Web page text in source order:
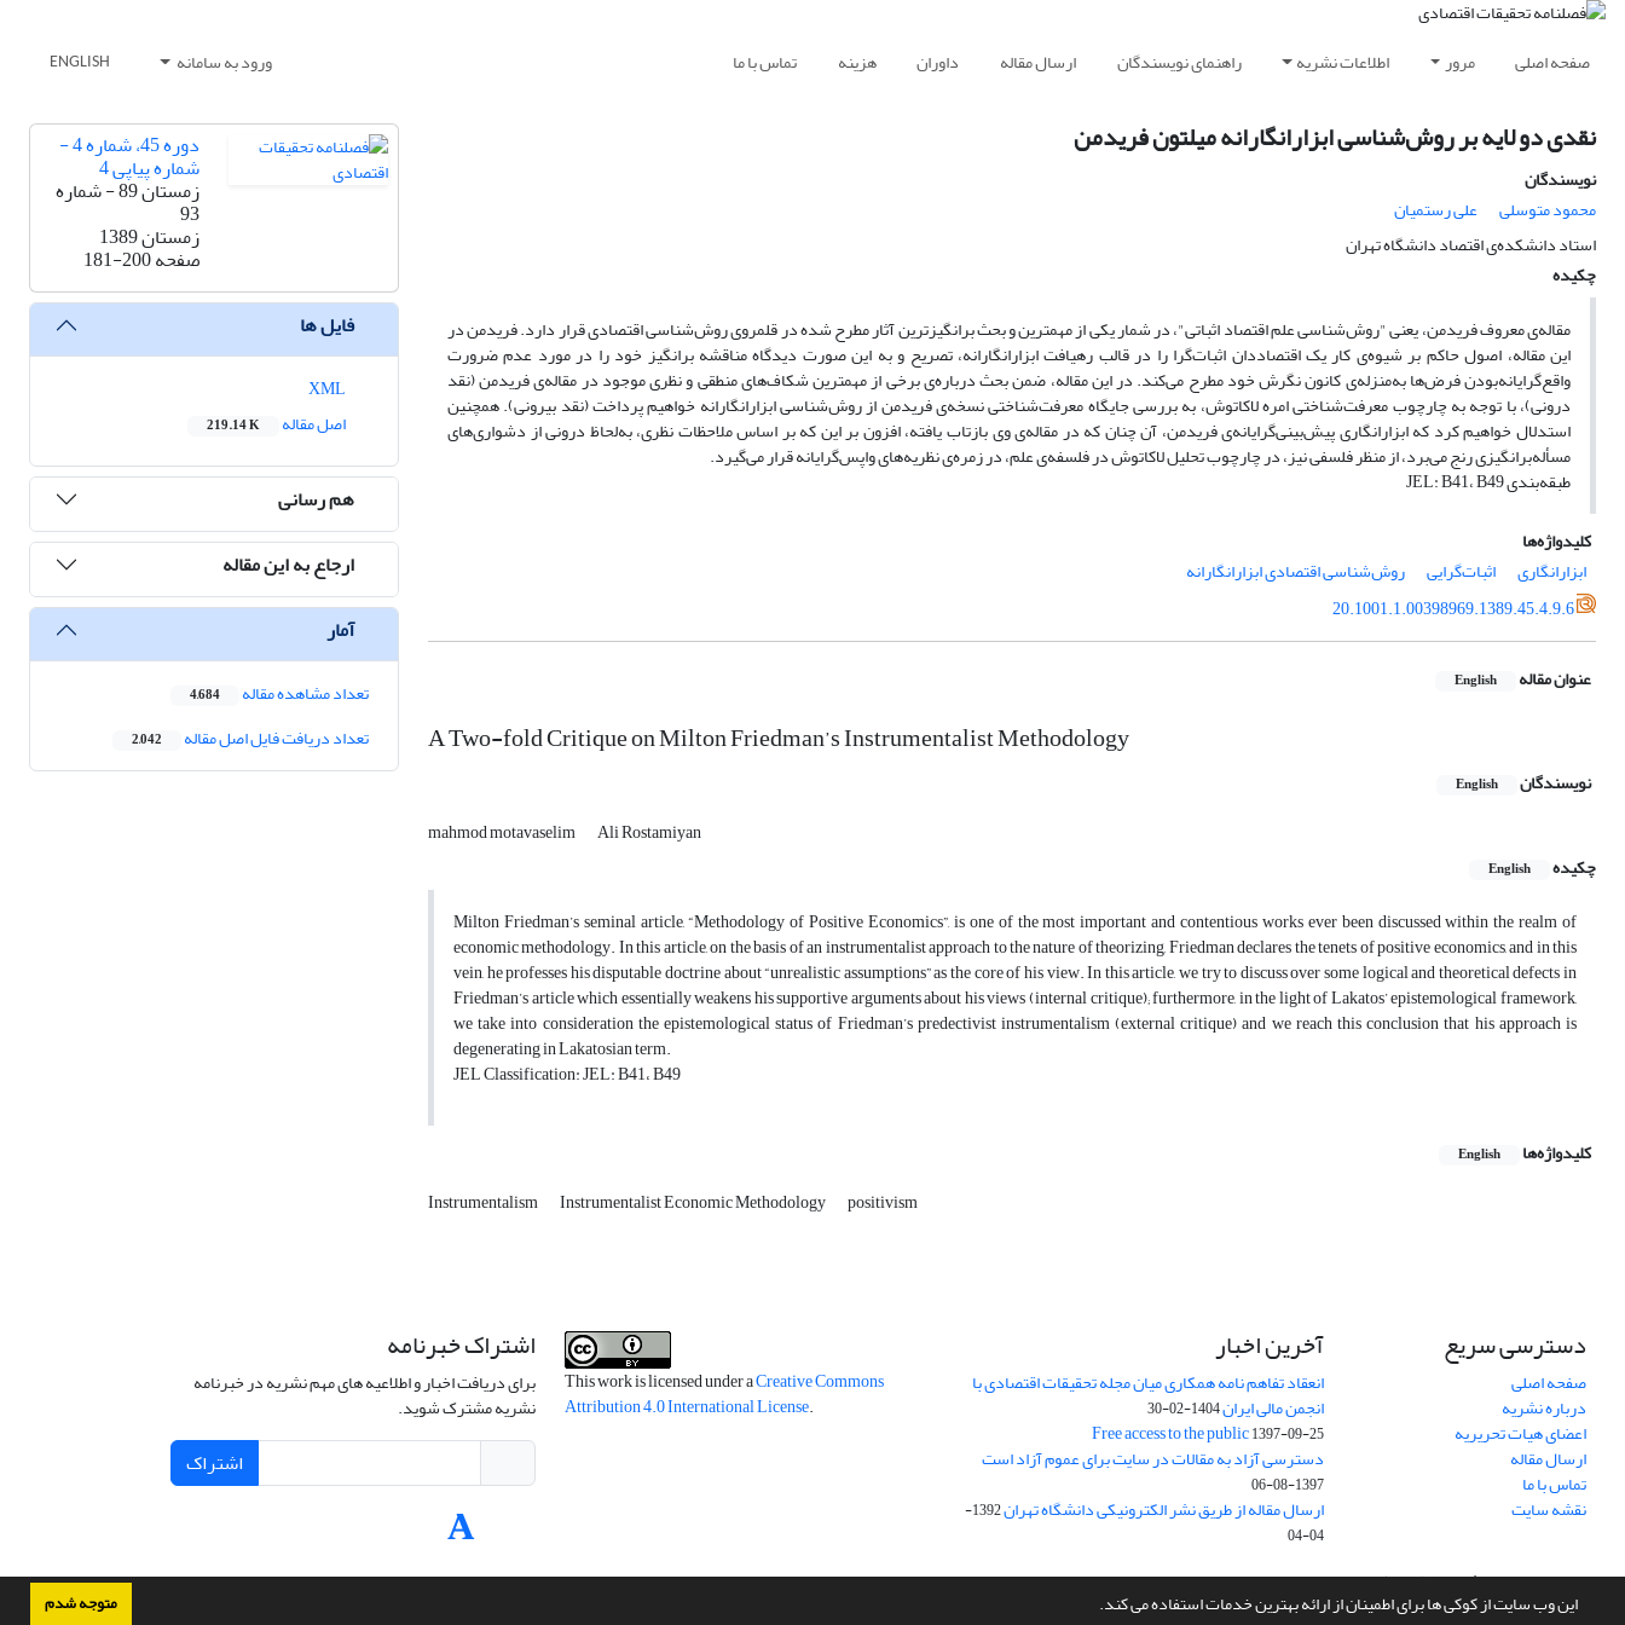
این وب سایت از کوکی ها برای اطمینان از ارائه بهترین خدمات استفاده می کند. متوجه شدم
صفحه اصلی مرور اطلاعات نشریه راهنمای نویسندگان ارسال مقاله داوران هزینه تماس با ما ورود به سامانه ENGLISH
نقدی دو لایه‌ بر روش‌شناسی ابزارانگارانه میلتون فریدمن
نویسندگان
محمود متوسلی
علی رستمیان
استاد دانشکده‌ی اقتصاد دانشگاه تهران
چکیده
مقاله‌ی معروف فریدمن، یعنی "روش‌شناسی علم اقتصاد اثباتی"، در شمار یکی از مهم‎ترین و بحث‌ برانگیزترین آثار مطرح شده در قلمروی روش‌شناسی اقتصادی قرار دارد. فریدمن در
این مقاله، اصول حاکم بر شیوه‌ی کار یک اقتصاددان اثبات‌گرا را در قالب رهیافت ابزارانگارانه، تصریح و به این صورت دیدگاه مناقشه ‌برانگیز خود را در مورد عدم ‌ضرورت
واقع‌گرایانه‌بودن فرض‌‌ها به‌منزله‌ی کانون نگرش خود مطرح می‌کند. در این مقاله، ضمن بحث درباره‌ی برخی از مهم‎ترین شکاف‌های منطقی و نظری موجود در مقاله‌ی فریدمن (نقد
درونی)، با توجه به چارچوب معرفت‌شناختی امره لاکاتوش، به بررسی جایگاه معرفت‌شناختی نسخه‌ی فریدمن از روش‌شناسی ابزارانگارانه خواهیم پرداخت (نقد بیرونی). هم‎چنین
استدلال خواهیم کرد که ابزارانگاری پیش‌بینی‌گرایانه‌ی فریدمن، آن چنان که در مقاله‌ی وی بازتاب یافته، افزون بر این که بر اساس ملاحظات نظری، به‌لحاظ درونی از دشواری‌های
مسأله‌برانگیزی رنج می‌برد، از منظر فلسفی نیز، در چارچوب تحلیل لاکاتوش در فلسفه‌ی علم، در زمره‌ی نظریه‌های واپس‌گرایانه قرار می‌گیرد.
طبقه‌بندی JEL: B41، B49
کلیدواژه‌ها
ابزارانگاری
اثبات‌گرایی
روش‌شناسی اقتصادی ابزارانگارانه
20.1001.1.00398969.1389.45.4.9.6
عنوان مقاله English
A Two-fold Critique on Milton Friedman’s Instrumentalist Methodology
نویسندگان English
mahmod motavaselim
Ali Rostamiyan
چکیده
English
Milton Friedman’s seminal article, “Methodology of Positive Economics”, is one of the most important and contentious works ever been discussed within the realm of
economic methodology. In this article, on the basis of an instrumentalist approach to the nature of theorizing, Friedman declares the tenets of positive economics, and in this
vein, he professes his disputable doctrine about “unrealistic assumptions” as the core of his view. In this article, we try to discuss over some logical and theoretical defects in
Friedman’s article which essentially weakens his supportive arguments about his views (internal critique); furthermore, in the light of Lakatos’ epistemological framework,
we take into consideration the epistemological status of Friedman’s predectivist instrumentalism (external critique) and we reach this conclusion that his approach is
degenerating in Lakatosian term.
JEL Classification: JEL: B41، B49
کلیدواژه‌ها English
Instrumentalism Instrumentalist Economic Methodology positivism
دوره 45، شماره 4 -
شماره پیاپی 4
زمستان 89 - شماره
93
زمستان 1389
صفحه181-200
فایل ها
اصل مقاله
219.14 K
هم رسانی
ارجاع به این مقاله
آمار
تعداد مشاهده مقاله 4,684
تعداد دریافت فایل اصل مقاله 2,042
دسترسی سریع
صفحه اصلی
درباره نشریه
اعضای هیات تحریریه
ارسال مقاله
تماس با ما
نقشه سایت
آخرین اخبار
انعقاد تفاهم نامه همکاری میان مجله تحقیقات اقتصادی با
انجمن مالی ایران1404-02-30
Free access to the public1397-09-25
دسترسی آزاد به مقالات در سایت برای عموم آزاد است
1397-08-06
ارسال مقاله از طریق نشر الکترونیکی دانشگاه تهران
1392-
04-04
This work is licensed under aCreative Commons
Attribution 4.0 International License.
اشتراک خبرنامه
برای دریافت اخبار و اطلاعیه های مهم نشریه در خبرنامه
نشریه مشترک شوید.
اشتراک
سامانه مدیریت نشریات علمی.طراحی و پیاده سازی ازسیناوب